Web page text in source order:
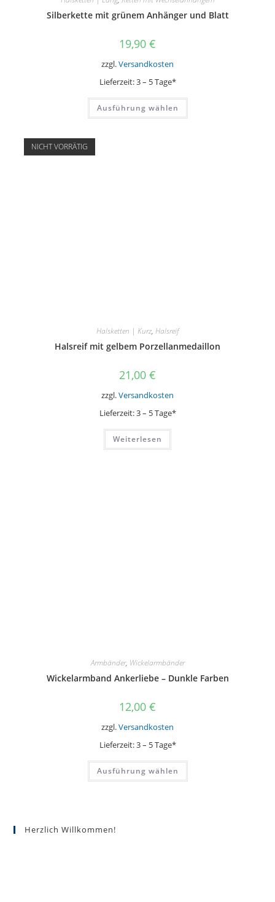
Silberkette mit grünem Anhänger und Blatt
19,90 €
zzgl.Versandkosten
Lieferzeit:3 – 5 Tage*
Ausführung wählen
Dieses
weist
NICHT VORRÄTIG
Halsketten | Kurz, Halsreif
Halsreif mit gelbem Porzellanmedaillon
21,00 €
zzgl.Versandkosten
Lieferzeit:3 – 5 Tage*
Weiterlesen
Armbänder, Wickelarmbänder
Wickelarmband Ankerliebe – Dunkle Farben
12,00 €
zzgl.Versandkosten
Lieferzeit:3 – 5 Tage*
Ausführung wählen
Dieses
weist
Herzlich Willkommen!